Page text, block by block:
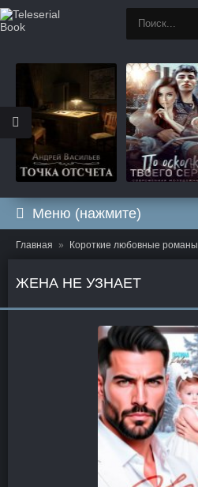
Меню (нажмите)
Главная Короткие любовные романы
ЖЕНА НЕ УЗНАЕТ